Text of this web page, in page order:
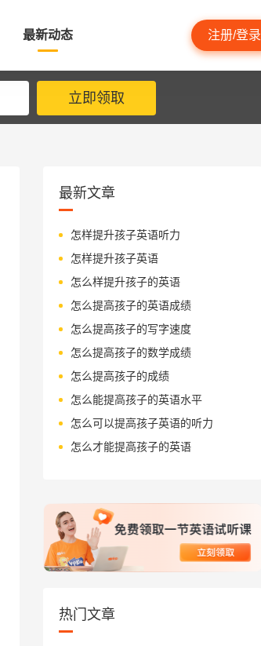
最新动态 注册/登录
立即领取
最新文章
怎样提升孩子英语听力
怎样提升孩子英语
怎么样提升孩子的英语
怎么提高孩子的英语成绩
怎么提高孩子的写字速度
怎么提高孩子的数学成绩
怎么提高孩子的成绩
怎么能提高孩子的英语水平
怎么可以提高孩子英语的听力
怎么才能提高孩子的英语
热门文章